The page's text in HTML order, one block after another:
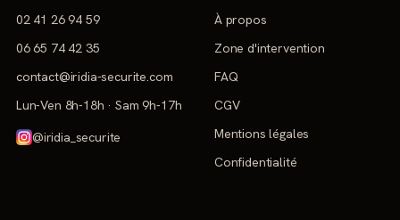
02 41 26 94 59
06 65 74 42 35
contact@iridia-securite.com
Lun-Ven 8h-18h · Sam 9h-17h
@iridia_securite
À propos
Zone d'intervention
FAQ
CGV
Mentions légales
Confidentialité